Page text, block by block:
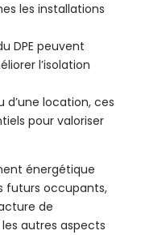
les installations
DPE peuvent
l’isolation
d’une location, ces
pour valoriser
énergétique
futurs occupants,
de
autres aspects